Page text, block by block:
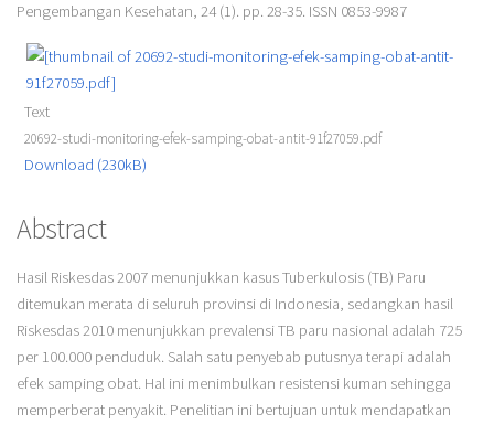
Pengembangan Kesehatan, 24 (1). pp. 28-35. ISSN 0853-9987
Text
20692-studi-monitoring-efek-samping-obat-antit-91f27059.pdf
Download (230kB)
Abstract
Hasil Riskesdas 2007 menunjukkan kasus Tuberkulosis (TB) Paru
ditemukan merata di seluruh provinsi di Indonesia, sedangkan hasil
Riskesdas 2010 menunjukkan prevalensi TB paru nasional adalah 725
per 100.000 penduduk. Salah satu penyebab putusnya terapi adalah
efek samping obat. Hal ini menimbulkan resistensi kuman sehingga
memperberat penyakit. Penelitian ini bertujuan untuk mendapatkan